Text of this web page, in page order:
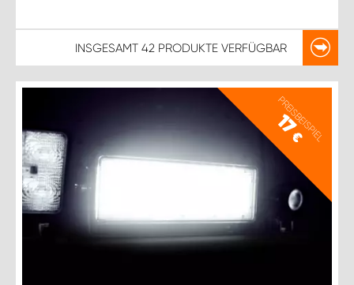
INSGESAMT 42 PRODUKTE VERFÜGBAR
PREISBEISPIEL
17
€